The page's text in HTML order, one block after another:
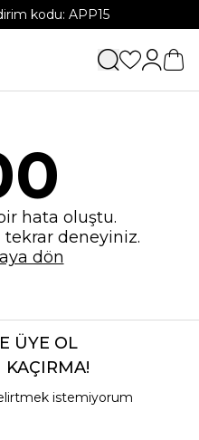
kodu: APP15
hata oluştu.
deneyiniz.
dön
ÜYE OL
KAÇIRMA!
istemiyorum